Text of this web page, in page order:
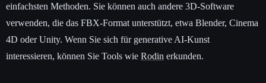
einfachsten Methoden. Sie können auch andere 3D-Software
verwenden, die das FBX-Format unterstützt, etwa Blender, Cinema
4D oder Unity. Wenn Sie sich für generative AI-Kunst
interessieren, können Sie Tools wie Rodin erkunden.